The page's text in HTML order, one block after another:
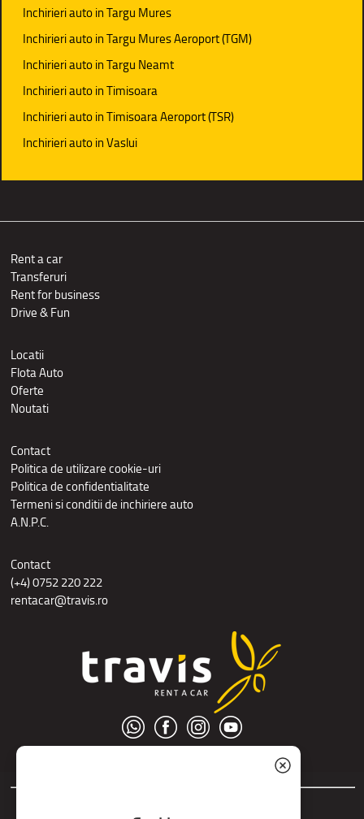
Inchirieri auto in Targu Mures
Inchirieri auto in Targu Mures Aeroport (TGM)
Inchirieri auto in Targu Neamt
Inchirieri auto in Timisoara
Inchirieri auto in Timisoara Aeroport (TSR)
Inchirieri auto in Vaslui
Rent a car
Transferuri
Rent for business
Drive & Fun
Locatii
Flota Auto
Oferte
Noutati
Contact
Politica de utilizare cookie-uri
Politica de confidentialitate
Termeni si conditii de inchiriere auto
A.N.P.C.
Contact
(+4) 0752 220 222
rentacar@travis.ro